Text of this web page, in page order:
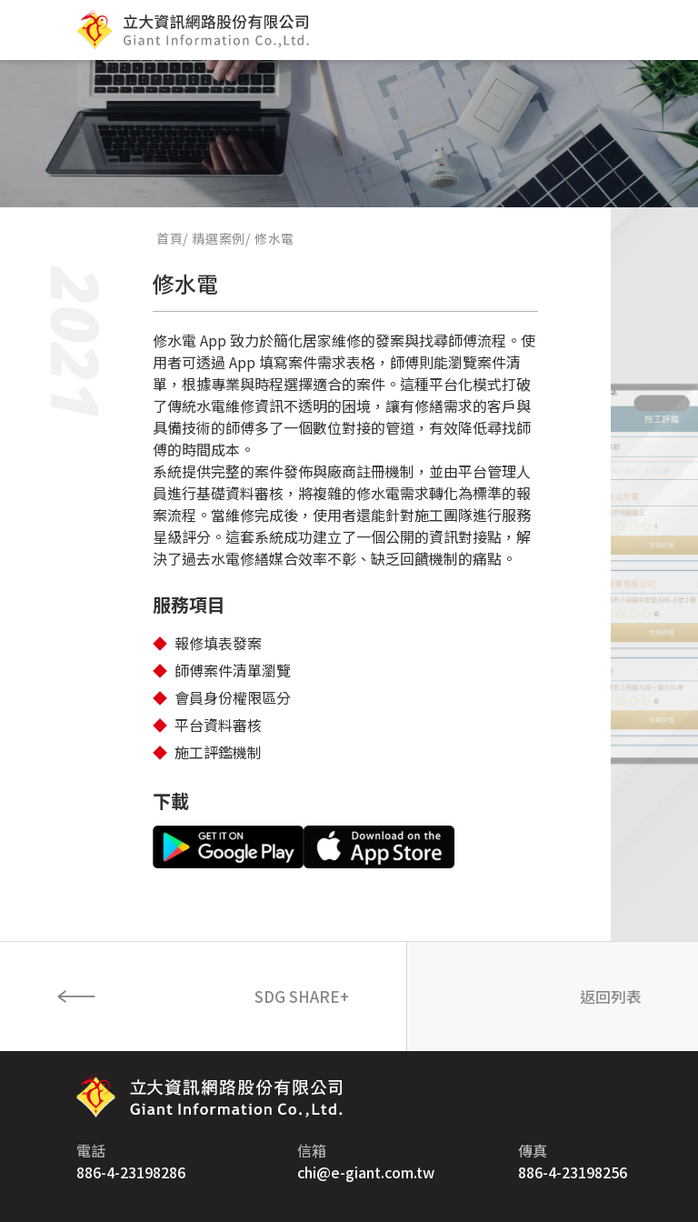
首頁 精選案例 修水電
修水電
修水電 App 致力於簡化居家維修的發案與找尋師傅流程。使
用者可透過 App 填寫案件需求表格，師傅則能瀏覽案件清
單，根據專業與時程選擇適合的案件。這種平台化模式打破
了傳統水電維修資訊不透明的困境，讓有修繕需求的客戶與
具備技術的師傅多了一個數位對接的管道，有效降低尋找師
傅的時間成本。
系統提供完整的案件發佈與廠商註冊機制，並由平台管理人
員進行基礎資料審核，將複雜的修水電需求轉化為標準的報
案流程。當維修完成後，使用者還能針對施工團隊進行服務
星級評分。這套系統成功建立了一個公開的資訊對接點，解
決了過去水電修繕媒合效率不彰、缺乏回饋機制的痛點。
服務項目
報修填表發案
師傅案件清單瀏覽
會員身份權限區分
平台資料審核
施工評鑑機制
下載
SDG SHARE+ 返回列表
電話
886-4-23198286
信箱
chi@e-giant.com.tw
傳真
886-4-23198256